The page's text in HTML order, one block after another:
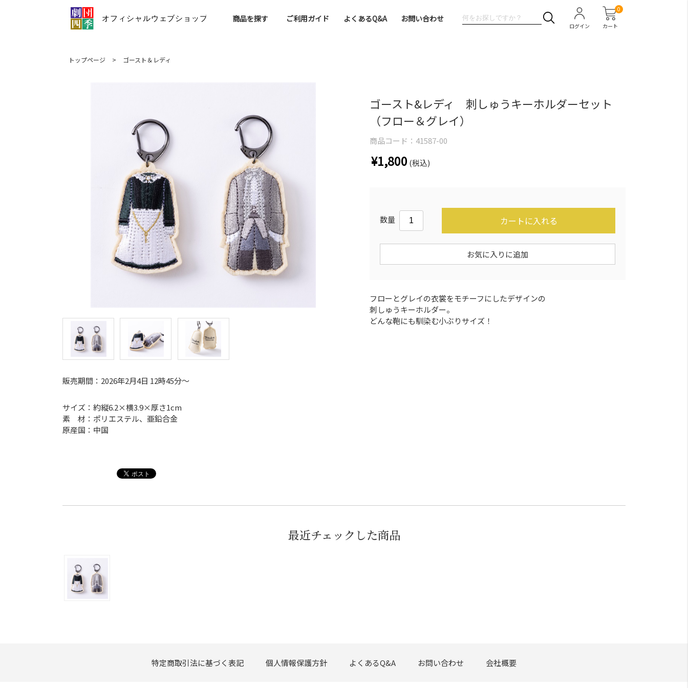
商品を探す ご利用ガイド よくあるQ&A お問い合わせ
カート
0
ログイン
トップページ > ゴースト＆レディ
販売期間：2026年2月4日 12時45分～
ゴースト&レディ 刺しゅうキーホルダーセット
（フロー＆グレイ）
商品コード： 41587-00
¥1,800 (税込)
数量 カートに入れる
お気に入りに追加
フローとグレイの衣裳をモチーフにしたデザインの
刺しゅうキーホルダー。
どんな鞄にも馴染む小ぶりサイズ！
サイズ：約縦6.2×横3.9×厚さ1cm
素 材：ポリエステル、亜鉛合金
原産国：中国
最近チェックした商品
特定商取引法に基づく表記 個人情報保護方針 よくあるQ&A お問い合わせ 会社概要